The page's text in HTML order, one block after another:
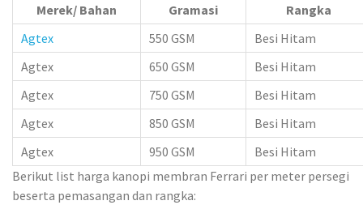
Merek/ Bahan Gramasi
Rangka
Agtex
550 GSM
Besi Hitam
Agtex
650 GSM
Besi Hitam
Agtex
750 GSM
Besi Hitam
Agtex
850 GSM
Besi Hitam
Agtex
950 GSM
Besi Hitam
Berikut list harga kanopi membran Ferrari per meter persegi
beserta pemasangan dan rangka: